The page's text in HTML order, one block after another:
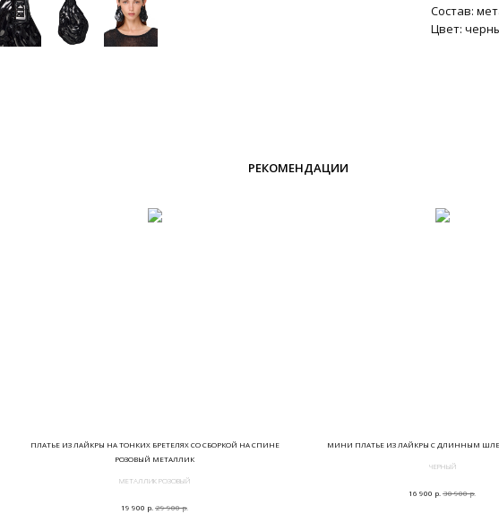
Состав:
Цвет:
РЕКОМЕНДАЦИИ
ПЛАТЬЕ ИЗ ЛАЙКРЫ НА ТОНКИХ БРЕТЕЛЯХ СО СБОРКОЙ НА СПИНЕ
РОЗОВЫЙ МЕТАЛЛИК
МЕТАЛЛИК РОЗОВЫЙ
19 900 р. 29 900р.
МИНИ ПЛАТЬЕ ИЗ ЛАЙКРЫ С ДЛИННЫМ
ЧЕРНЫЙ
16 900 р. 30 900р.